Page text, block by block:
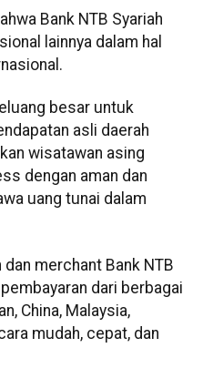
Bank NTB Syariah
lainnya dalam hal
besar untuk
asli daerah
wisatawan asing
dengan aman dan
uang tunai dalam
merchant Bank NTB
dari berbagai
China, Malaysia,
mudah, cepat, dan